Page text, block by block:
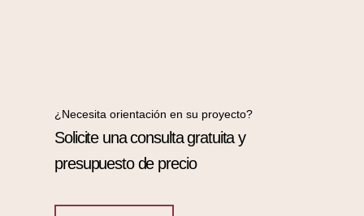
¿Necesita orientación en su proyecto?
Solicite una consulta gratuita y
presupuesto de precio